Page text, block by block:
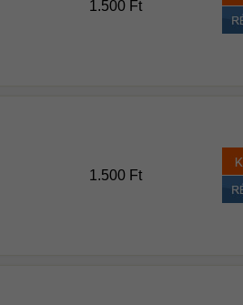
1.500 Ft
1.500 Ft